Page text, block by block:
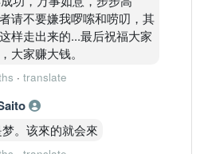
请不要嫌我啰嗦和唠叨，其
样走出来的...最后祝福大家
大家赚大钱。
· translate
。该來的就会來